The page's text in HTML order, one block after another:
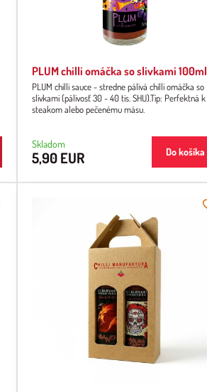
PLUM chilli omáčka so slivkami 100ml
PLUM chilli sauce - stredne pálivá chilli omáčka so
slivkami (pálivosť 30 - 40 tis. SHU).Tip: Perfektná k
steakom alebo pečenému mäsu.
Skladom
5,90 EUR Do košíka